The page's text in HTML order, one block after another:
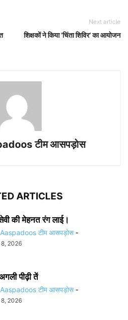
Next article
शिक्षकों ने किया ‘चिंता शिविर’ का आयोजन
टीम आसपड़ोस
ARTICLES
की मेहनत रंग लाई।
टीम आसपड़ोस -
2026
पीढ़ी तें
टीम आसपड़ोस -
2026